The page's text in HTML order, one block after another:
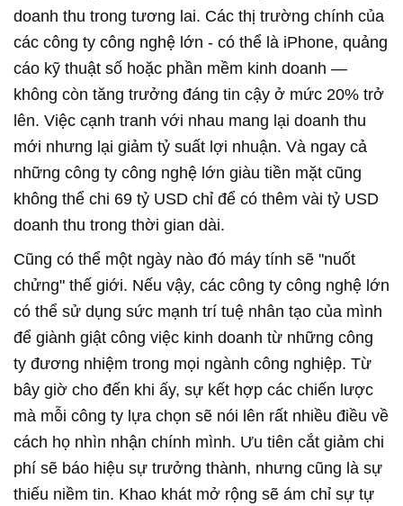
doanh thu trong tương lai. Các thị trường chính của
các công ty công nghệ lớn - có thể là iPhone, quảng
cáo kỹ thuật số hoặc phần mềm kinh doanh —
không còn tăng trưởng đáng tin cậy ở mức 20% trở
lên. Việc cạnh tranh với nhau mang lại doanh thu
mới nhưng lại giảm tỷ suất lợi nhuận. Và ngay cả
những công ty công nghệ lớn giàu tiền mặt cũng
không thể chi 69 tỷ USD chỉ để có thêm vài tỷ USD
doanh thu trong thời gian dài.
Cũng có thể một ngày nào đó máy tính sẽ "nuốt
chửng" thế giới. Nếu vậy, các công ty công nghệ lớn
có thể sử dụng sức mạnh trí tuệ nhân tạo của mình
để giành giật công việc kinh doanh từ những công
ty đương nhiệm trong mọi ngành công nghiệp. Từ
bây giờ cho đến khi ấy, sự kết hợp các chiến lược
mà mỗi công ty lựa chọn sẽ nói lên rất nhiều điều về
cách họ nhìn nhận chính mình. Ưu tiên cắt giảm chi
phí sẽ báo hiệu sự trưởng thành, nhưng cũng là sự
thiếu niềm tin. Khao khát mở rộng sẽ ám chỉ sự tự